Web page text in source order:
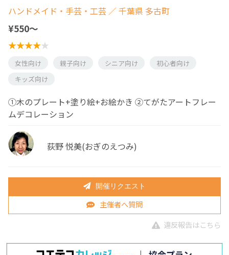
ハンドメイド・手芸・工芸 ／ 千葉県 多古町
¥550〜
女性向け 親子向け シニア向け
初心者向け
キッズ向け
①木のプレート+塗り絵+お絵かき ②てがたアートフレー
ムデコレーション
荻野 悦美(おぎのえつみ)
開催リクエスト
主催者へ質問
違反報告はこちら